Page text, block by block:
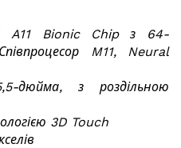
A11 Bionic Chip з 64-
M11, Neural
дюйма, з роздільною
3D Touch